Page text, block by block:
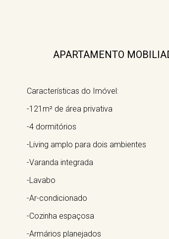
APARTAMENTO
Características do Imóvel:
-121m² de área privativa
-4 dormitórios
-Living amplo para dois ambientes
-Varanda integrada
-Lavabo
-Ar-condicionado
-Cozinha espaçosa
-Armários planejados